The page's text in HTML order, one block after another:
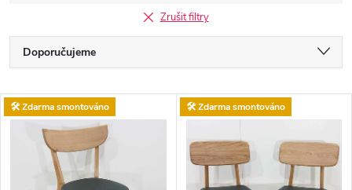
Zrušit filtry
Ř
a
z
Doporučujeme
Nejdražší
Nejprodávanější
Abecedně
V
🛠️ Zdarma smontováno 🛠️ Zdarma smontováno